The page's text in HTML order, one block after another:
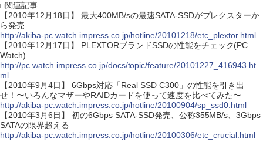
□関連記事
【2010年12月18日】 最大400MB/sの最速SATA-SSDがプレクスターか
ら発売
http://akiba-pc.watch.impress.co.jp/hotline/20101218/etc_plextor.html
【2010年12月17日】 PLEXTORブランドSSDの性能をチェック(PC
Watch)
http://pc.watch.impress.co.jp/docs/topic/feature/20101227_416943.ht
ml
【2010年9月4日】 6Gbps対応「Real SSD C300」の性能を引き出
せ！〜いろんなマザーやRAIDカードを使って速度を比べてみた〜
http://akiba-pc.watch.impress.co.jp/hotline/20100904/sp_ssd0.html
【2010年3月6日】 初の6Gbps SATA-SSD発売、公称355MB/s、3Gbps
SATAの限界超える
http://akiba-pc.watch.impress.co.jp/hotline/20100306/etc_crucial.html